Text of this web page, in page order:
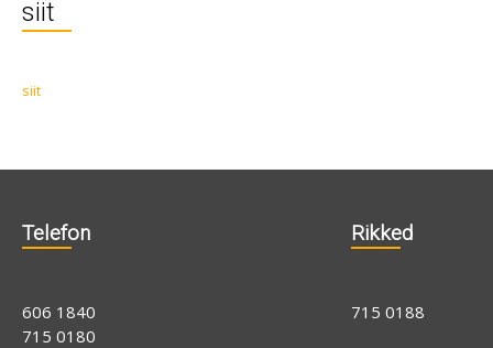
siit
siit
Telefon Rikked
606 1840
715 0180
715 0188